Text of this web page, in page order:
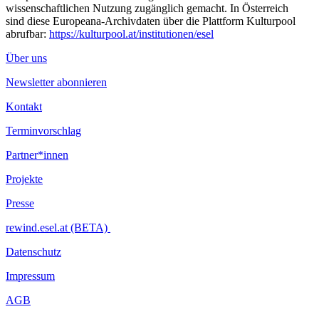
wissenschaftlichen Nutzung zugänglich gemacht. In Österreich
sind diese Europeana-Archivdaten über die Plattform Kulturpool
abrufbar: https://kulturpool.at/institutionen/esel
Über uns
Newsletter abonnieren
Kontakt
Terminvorschlag
Partner*innen
Projekte
Presse
rewind.esel.at (BETA)
Datenschutz
Impressum
AGB